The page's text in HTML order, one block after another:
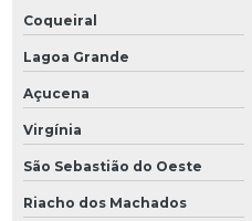
Coqueiral
Lagoa Grande
Açucena
Virgínia
São Sebastião do Oeste
Riacho dos Machados